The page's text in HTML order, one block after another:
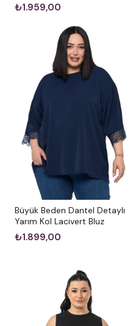
₺1.959,00
Büyük Beden Dantel Detaylı
Yarım Kol Lacivert Bluz
₺1.899,00